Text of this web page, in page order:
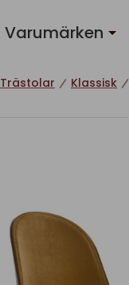
Varumärken
Trästolar Klassisk